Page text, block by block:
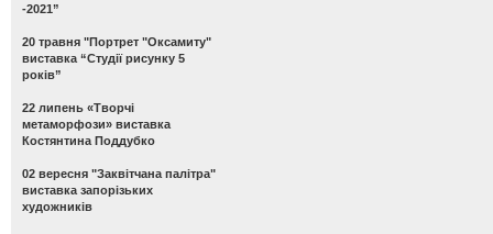
-2021”
20 травня "Портрет "Оксамиту"
виставка “Студії рисунку 5
років”
22 липень «Творчі
метаморфози» виставка
Костянтина Поддубко
02 вересня "Заквітчана палітра"
виставка запорізьких
художників